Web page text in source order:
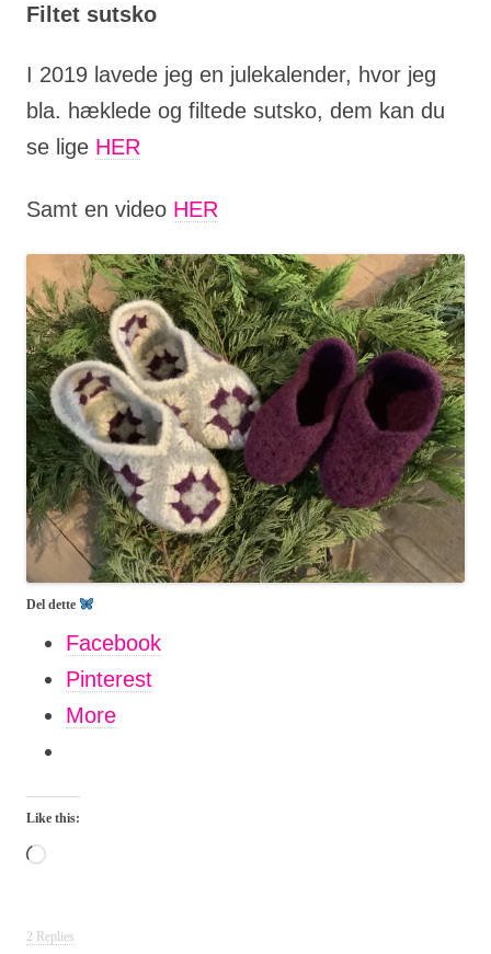
Filtet sutsko
I 2019 lavede jeg en julekalender, hvor jeg
bla. hæklede og filtede sutsko, dem kan du
se lige HER
Samt en video HER
Del dette
Facebook
Pinterest
More
Like this:
Loading…
2 Replies